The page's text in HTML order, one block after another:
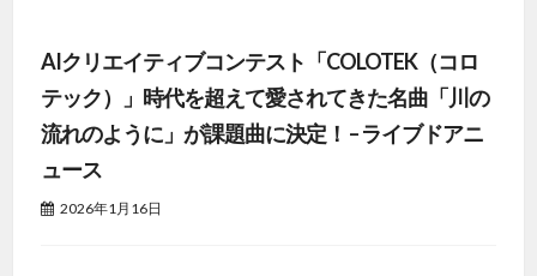
AIクリエイティブコンテスト「COLOTEK（コロ
テック）」時代を超えて愛されてきた名曲「川の
流れのように」が課題曲に決定！ – ライブドアニ
ュース
2026年1月16日